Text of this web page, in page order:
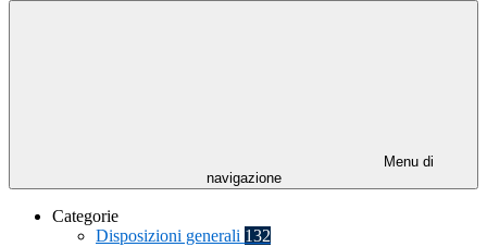
Menu di
navigazione
Categorie
Disposizioni generali 132